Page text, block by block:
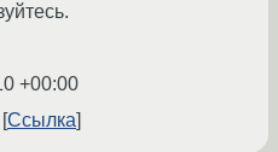
+00:00
Ссылка